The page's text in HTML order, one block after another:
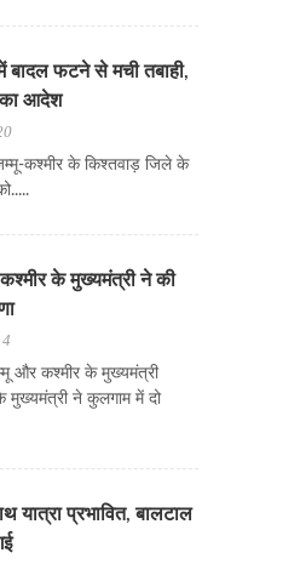
बादल फटने से मची तबाही,
का आदेश
कश्मीर के किश्तवाड़ जिले के
के मुख्यमंत्री ने की
और कश्मीर के मुख्यमंत्री
मुख्यमंत्री ने कुलगाम में दो
यात्रा प्रभावित, बालटाल